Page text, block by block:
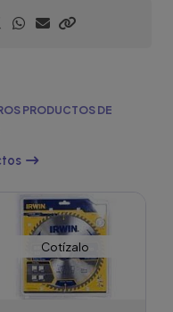
PRODUCTOS DE
Cotízalo